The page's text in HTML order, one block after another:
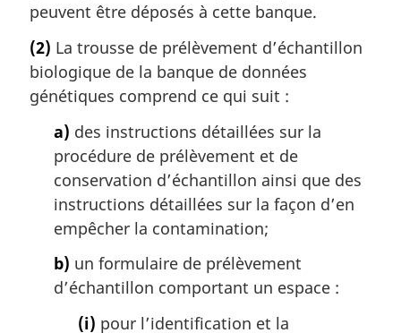
s
d
e
p
a
peuvent être déposés à cette banque.
(2) La trousse de prélèvement d’échantillon
biologique de la banque de données
génétiques comprend ce qui suit :
a) des instructions détaillées sur la
procédure de prélèvement et de
conservation d’échantillon ainsi que des
instructions détaillées sur la façon d’en
empêcher la contamination;
b) un formulaire de prélèvement
d’échantillon comportant un espace :
(i) pour l’identification et la